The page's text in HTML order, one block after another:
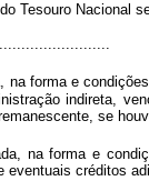
Tesouro Nacional
forma e
indireta,
se
na forma e
eventuais créditos